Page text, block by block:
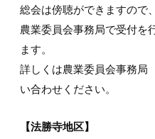
総会は傍聴ができますので
農業委員会事務局で受付を
ます。
詳しくは農業委員会事務
い合わせください。
【法勝寺地区】